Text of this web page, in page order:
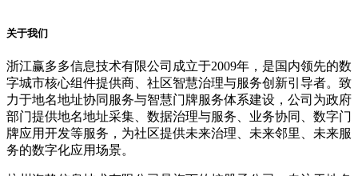
关于我们
浙江赢多多信息技术有限公司成立于2009年，是国内领先的数
字城市核心组件提供商、社区智慧治理与服务创新引导者。致
力于地名地址协同服务与智慧门牌服务体系建设，公司为政府
部门提供地名地址采集、数据治理与服务、业务协同、数字门
牌应用开发等服务，为社区提供未来治理、未来邻里、未来服
务的数字化应用场景。